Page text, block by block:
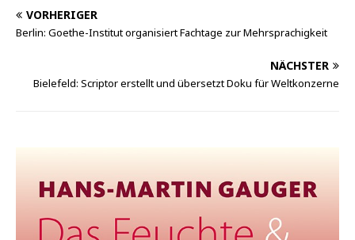
VORHERIGER
Berlin: Goethe-Institut organisiert Fachtage zur Mehrsprachigkeit
NÄCHSTER
Bielefeld: Scriptor erstellt und übersetzt Doku für Weltkonzerne